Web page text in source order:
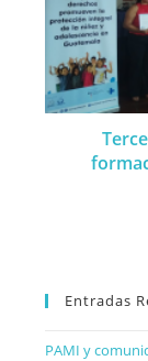
Entradas
PAMI y